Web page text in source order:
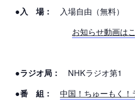
●入 場：
入場自由（無料）
お知らせ動画は
●ラジオ局：
NHKラジオ第1
●番 組：
中国！ちゅーもく！